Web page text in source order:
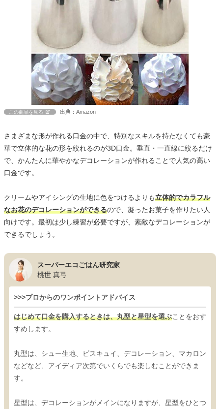
この商品を見る 出典：Amazon
さまざまな形が作れる口金の中で、特別なスキルを持たなくても豪
華で立体的な花の形を絞れるのが3D口金。垂直・一直線に絞るだけ
で、かんたんに華やかなデコレーションが作れることで人気の高い
口金です。
クリームやアイシングの生地に色をつけるよりも立体的でカラフル
なお花のデコレーションができるので、凝ったお菓子を作りたい人
向けです。最初は少し練習が必要ですが、素敵なデコレーションが
できるでしょう。
スーパーエコごはん研究家
桃世 真弓
>>>プロからのワンポイントアドバイス
はじめて口金を購入するときは、丸型と星型を選ぶことをおす
すめします。
丸型は、シュー生地、ビスキュイ、デコレーション、マカロン
などなど、アイディア次第でいくらでも楽しむことができま
す。
星型は、デコレーションがメインになりますが、星型をひとつ